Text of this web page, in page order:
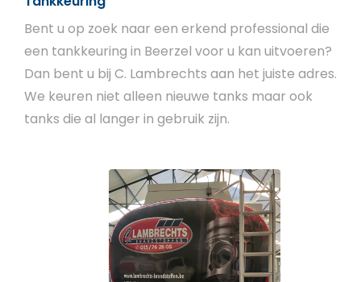
Bent u op zoek naar een erkend professional die
een tankkeuring in Beerzel voor u kan uitvoeren?
Dan bent u bij C. Lambrechts aan het juiste adres.
We keuren niet alleen nieuwe tanks maar ook
tanks die al langer in gebruik zijn.